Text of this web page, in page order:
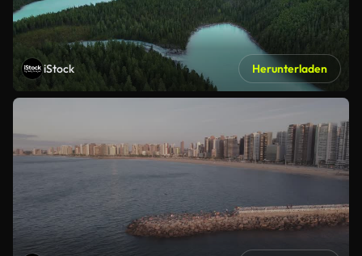
iStock Herunterladen